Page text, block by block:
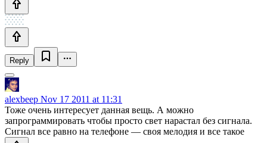
Reply
alexbeep Nov 17 2011 at 11:31
Тоже очень интересует данная вещь. А можно
запрограммировать чтобы просто свет нарастал без сигнала.
Сигнал все равно на телефоне — своя мелодия и все такое